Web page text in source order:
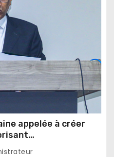
appelée à créer
pays d’origine